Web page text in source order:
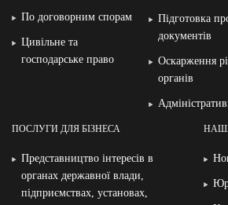
По договорним спорам
Цивільне та
господарське право
Підготовка
документів
Оскарження
органів
ПОСЛУГИ ДЛЯ БІЗНЕСА
Представництво інтересів в
органах державної влади,
підприємствах, установах,